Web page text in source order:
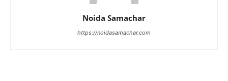
Noida Samachar
https://noidasamachar.com